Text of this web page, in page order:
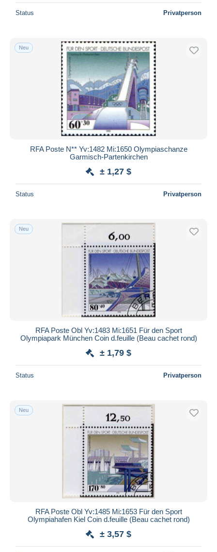
Status Privatperson
Neu
RFA Poste N** Yv:1482 Mi:1650 Olympiaschanze
Garmisch-Partenkirchen
± 1,27 $
Status Privatperson
Neu
RFA Poste Obl Yv:1483 Mi:1651 Für den Sport
Olympiapark München Coin d.feuille (Beau cachet rond)
± 1,79 $
Status Privatperson
Neu
RFA Poste Obl Yv:1485 Mi:1653 Für den Sport
Olympiahafen Kiel Coin d.feuille (Beau cachet rond)
± 3,57 $